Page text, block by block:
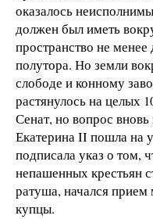
оказалось
должен был иметь
пространство не менее
полутора. Но земли
слободе и конному
растянулось на целых
Сенат, но вопрос
Екатерина II пошла на
подписала указ о том,
непашенных крестьян
ратуша, начался
купцы.